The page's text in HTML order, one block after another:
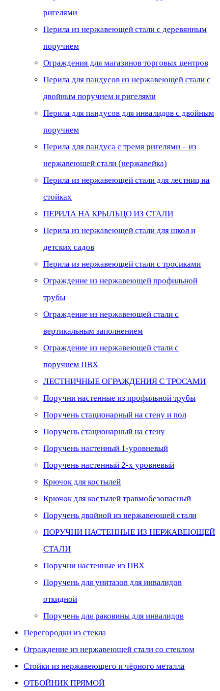
ригелями
Перила из нержавеющей стали с деревянным
поручнем
Ограждения для магазинов торговых центров
Перила для пандусов из нержавеющей стали с
двойным поручнем и ригелями
Перила для пандусов для инвалидов с двойным
поручнем
Перила для пандуса с тремя ригелями – из
нержавеющей стали (нержавейка)
Перила из нержавеющей стали для лестниц на
стойках
ПЕРИЛА НА КРЫЛЬЦО ИЗ СТАЛИ
Перила из нержавеющей стали для школ и
детских садов
Перила из нержавеющей стали с тросиками
Ограждение из нержавеющей профильной
трубы
Ограждение из нержавеющей стали с
вертикальным заполнением
Ограждение из нержавеющей стали с
поручнем ПВХ
ЛЕСТНИЧНЫЕ ОГРАЖДЕНИЯ С ТРОСАМИ
Поручни настенные из профильной трубы
Поручень стационарный на стену и пол
Поручень стационарный на стену
Поручень настенный 1-уровневый
Поручень настенный 2-х уровневый
Крючок для костылей
Крючок для костылей травмобезопасный
Поручень двойной из нержавеющей стали
ПОРУЧНИ НАСТЕННЫЕ ИЗ НЕРЖАВЕЮЩЕЙ
СТАЛИ
Поручни настенные из ПВХ
Поручень для унитазов для инвалидов
откидной
Поручень для раковины для инвалидов
Перегородки из стекла
Ограждение из нержавеющей стали со стеклом
Стойки из нержавеющего и чёрного металла
ОТБОЙНИК ПРЯМОЙ